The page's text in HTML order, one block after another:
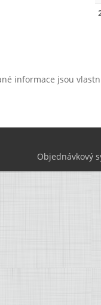
informace jsou
Objednávkový